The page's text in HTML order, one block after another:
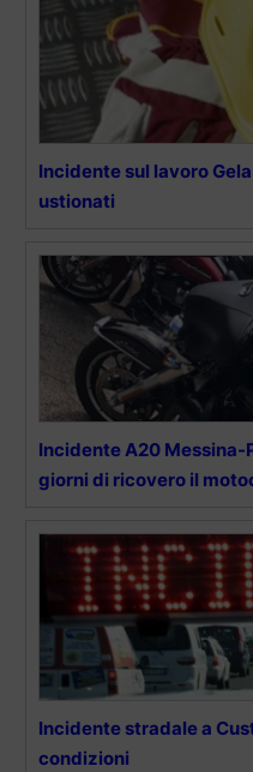
Incidente sul lavoro
ustionati
Incidente A20 Messina-
giorni di ricovero il
Incidente stradale a
condizioni